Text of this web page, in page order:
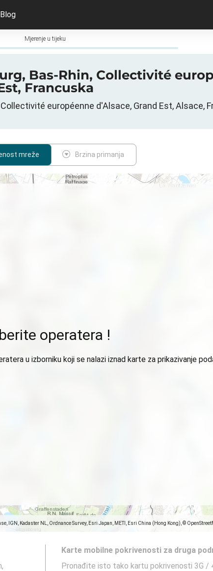
Blog
Mjerenje u tijeku
Bas-Rhin, Collectivité
Francuska
européenne d'Alsace, Grand Est, Alsace,
mreže Brzina primanja
IGN, Kadaster NL, Ordnance Survey, Esri Japan, METI, Esri China (Hong Kong), ©
operatera !
u izborniku koji se nalazi iznad karte za prikazivanje
Karte mobilne pokrivenosti za druga
Pronađite isto tako kartu pokrivenosti 3G /